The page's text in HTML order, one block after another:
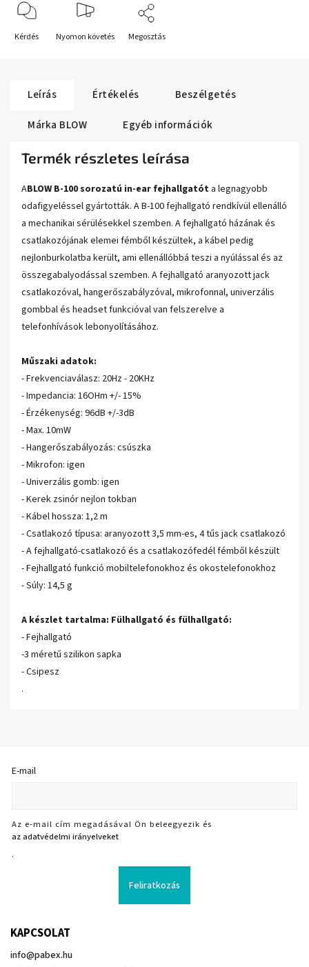
Kérdés Nyomon követés Megosztás
Leírás Értékelés
Beszélgetés
Márka BLOW Egyéb információk
Termék részletes leírása
ABLOW B-100 sorozatú in-ear fejhallgatót a legnagyobb
odafigyeléssel gyártották. A B-100 fejhallgató rendkívül ellenálló
a mechanikai sérülésekkel szemben. A fejhallgató házának és
csatlakozójának elemei fémből készültek, a kábel pedig
nejlonburkolatba került, ami ellenállóbbá teszi a nyúlással és az
összegabalyodással szemben. A fejhallgató aranyozott jack
csatlakozóval, hangerőszabályzóval, mikrofonnal, univerzális
gombbal és headset funkcióval van felszerelve a
telefonhívások lebonyolításához.
Műszaki adatok:
- Frekvenciaválasz: 20Hz - 20KHz
- Impedancia: 16OHm +/- 15%
- Érzékenység: 96dB +/-3dB
- Max. 10mW
- Hangerőszabályozás: csúszka
- Mikrofon: igen
- Univerzális gomb: igen
- Kerek zsinór nejlon tokban
- Kábel hossza: 1,2 m
- Csatlakozó típusa: aranyozott 3,5 mm-es, 4 tűs jack csatlakozó
- A fejhallgató-csatlakozó és a csatlakozófedél fémből készült
- Fejhallgató funkció mobiltelefonokhoz és okostelefonokhoz
- Súly: 14,5 g
A készlet tartalma: Fülhallgató és fülhallgató:
- Fejhallgató
-3 méretű szilikon sapka
- Csipesz
.
E-mail
Az e-mail cím megadásával Ön beleegyezik és
az adatvédelmi irányelveket
.
Feliratkozás
KAPCSOLAT
info@pabex.hu